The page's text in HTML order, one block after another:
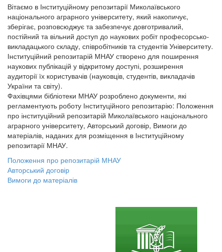
Вітаємо в Інституційному репозитарії Миколаївського
національного аграрного університету, який накопичує,
зберігає, розповсюджує та забезпечує довготривалий,
постійний та вільний доступ до наукових робіт професорсько-
викладацького складу, співробітників та студентів Університету.
Інституційний репозитарій МНАУ створено для поширення
наукових публікацій у відкритому доступі, розширення
аудиторії їх користувачів (науковців, студентів, викладачів
України та світу).
Фахівцями бібліотеки МНАУ розроблено документи, які
регламентують роботу Інституційного репозитарію: Положення
про інституційний репозитарій Миколаївського національного
аграрного університету, Авторський договір, Вимоги до
матеріалів, наданих для розміщення в Інституційному
репозитарії МНАУ.
Положення про репозитарій МНАУ
Авторський договір
Вимоги до матеріалів